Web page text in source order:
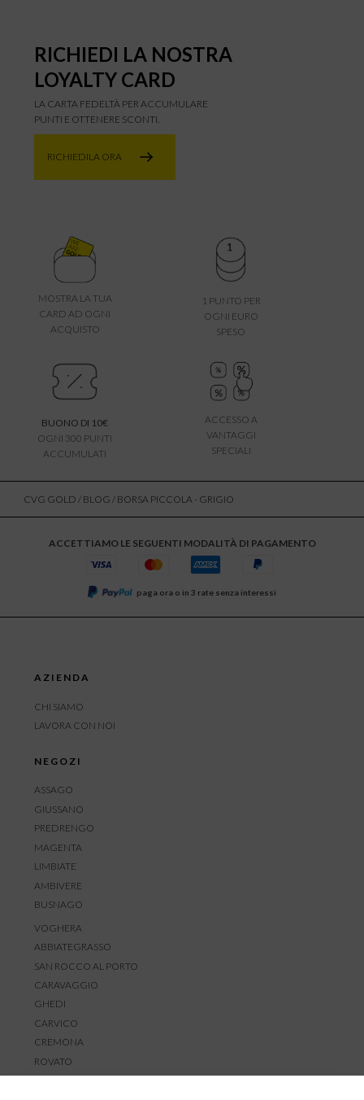
RICHIEDI LA NOSTRA
LOYALTY CARD
LA CARTA FEDELTÀ PER ACCUMULARE
PUNTI E OTTENERE SCONTI.
RICHIEDILA ORA
MOSTRA LA TUA
CARD AD OGNI
ACQUISTO
1 PUNTO PER
OGNI EURO
SPESO
BUONO DI 10€
OGNI 300 PUNTI
ACCUMULATI
ACCESSO A
VANTAGGI
SPECIALI
CVG GOLD / BLOG / BORSA PICCOLA - GRIGIO
ACCETTIAMO LE SEGUENTI MODALITÀ DI PAGAMENTO
paga ora o in 3 rate senza interessi
AZIENDA
CHI SIAMO
LAVORA CON NOI
NEGOZI
ASSAGO
GIUSSANO
PREDRENGO
MAGENTA
LIMBIATE
AMBIVERE
BUSNAGO
VOGHERA
ABBIATEGRASSO
SAN ROCCO AL PORTO
CARAVAGGIO
GHEDI
CARVICO
CREMONA
ROVATO